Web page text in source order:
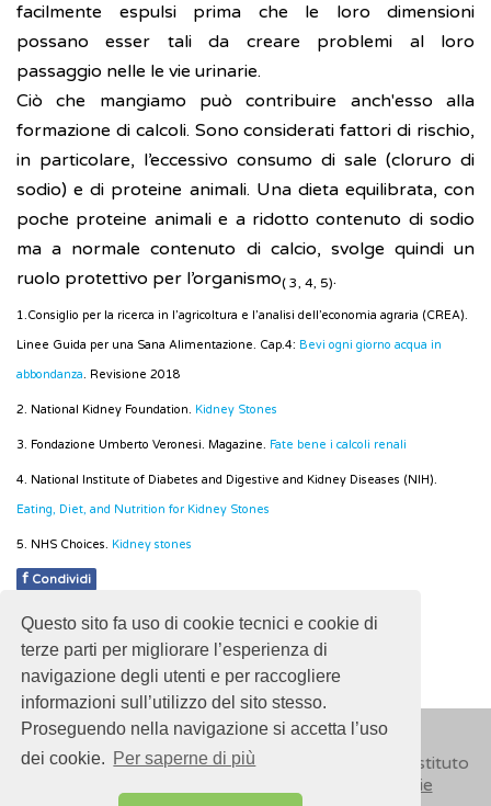
Questo sito fa uso di cookie tecnici e cookie di
terze parti per migliorare l’esperienza di
navigazione degli utenti e per raccogliere
informazioni sull’utilizzo del sito stesso.
Proseguendo nella navigazione si accetta l’uso
dei cookie. Per saperne di più
facilmente espulsi prima che le loro dimensioni
possano esser tali da creare problemi al loro
passaggio nelle le vie urinarie.
Ciò che mangiamo può contribuire anch'esso alla
formazione di calcoli. Sono considerati fattori di rischio,
in particolare, l’eccessivo consumo di sale (cloruro di
sodio) e di proteine animali. Una dieta equilibrata, con
poche proteine animali e a ridotto contenuto di sodio
ma a normale contenuto di calcio, svolge quindi un
ruolo protettivo per l’organismo( 3, 4, 5).
1.Consiglio per la ricerca in l’agricoltura e l’analisi dell’economia agraria (CREA).
Linee Guida per una Sana Alimentazione. Cap.4: Bevi ogni giorno acqua in
abbondanza. Revisione 2018
2. National Kidney Foundation. Kidney Stones
3. Fondazione Umberto Veronesi. Magazine. Fate bene i calcoli renali
4. National Institute of Diabetes and Digestive and Kidney Diseases (NIH).
Eating, Diet, and Nutrition for Kidney Stones
5. NHS Choices. Kidney stones
f Condividi
Pubblicato: 14 Marzo 2018
© 2018ISSalute - Sito sviluppato e gestito dall’Istituto
Cookie